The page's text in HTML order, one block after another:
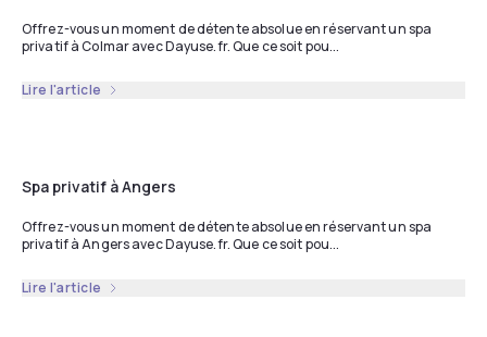
Offrez-vous un moment de détente absolue en réservant un spa
privatif à Colmar avec Dayuse.fr. Que ce soit pou...
Lire l'article
Spa privatif à Angers
Offrez-vous un moment de détente absolue en réservant un spa
privatif à Angers avec Dayuse.fr. Que ce soit pou...
Lire l'article